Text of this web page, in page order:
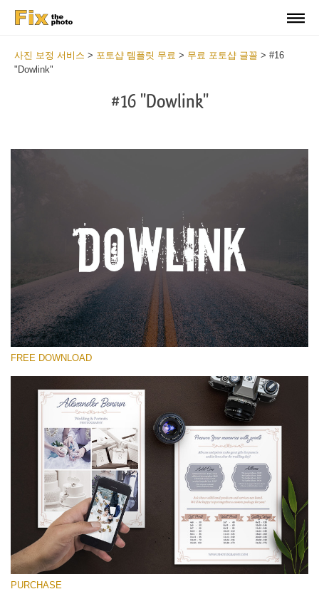
사진 보정 서비스 > 포토샵 템플릿 무료 > 무료 포토샵 글꼴 > #16
"Dowlink"
#16 "Dowlink"
선택 해주세요
Free Font #16
Wedding Photography Templates
무료 다운로드
FREE DOWNLOAD
PURCHASE